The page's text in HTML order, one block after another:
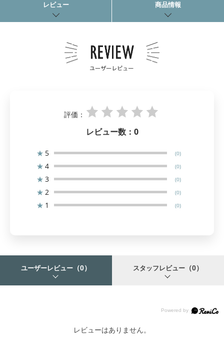
レビュー 商品情報
評価：
レビュー数： 0
★ 5 (0)
★ 4 (0)
★ 3 (0)
★ 2 (0)
★ 1 (0)
ユーザーレビュー （0） スタッフレビュー （0）
レビューはありません。